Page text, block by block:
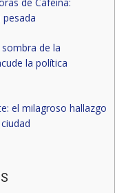
de la
la política
el milagroso hallazgo